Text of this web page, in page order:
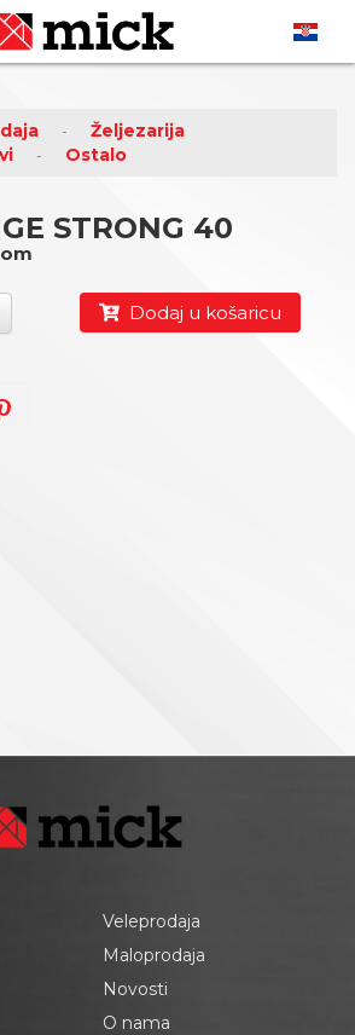
Željezarija
Ostalo
STRONG 40
Dodaj u košaricu
Veleprodaja
Maloprodaja
Novosti
O nama